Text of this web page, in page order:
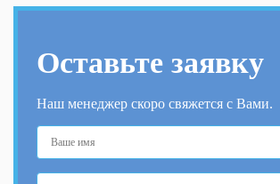
Оставьте заявку
Наш менеджер скоро свяжется с Вами.